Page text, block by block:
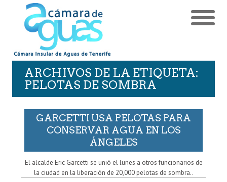
ARCHIVOS DE LA ETIQUETA:
PELOTAS DE SOMBRA
GARCETTI USA PELOTAS PARA
CONSERVAR AGUA EN LOS
ÁNGELES
El alcalde Eric Garcetti se unió el lunes a otros funcionarios de
la ciudad en la liberación de 20,000 pelotas de sombra..